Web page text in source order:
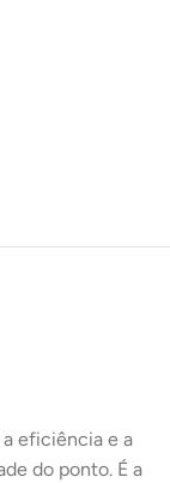
eficiência e a
do ponto. É a